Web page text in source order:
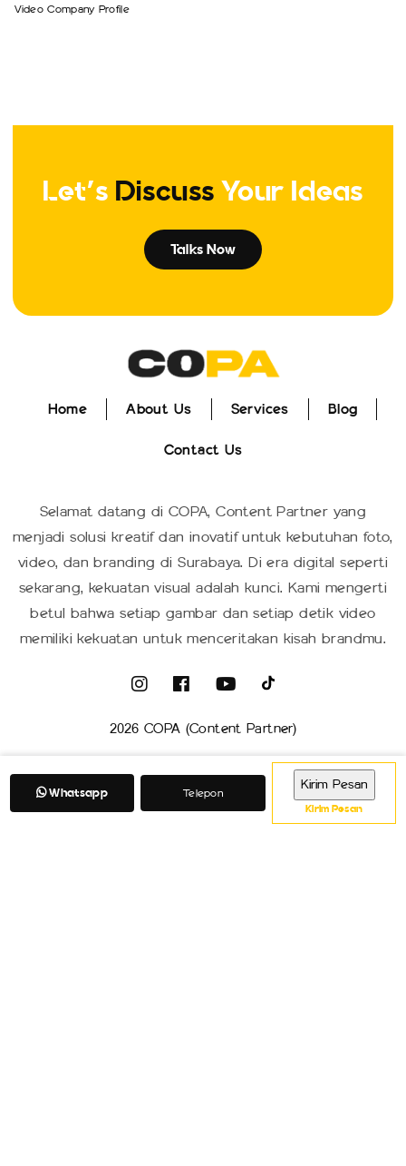
Whatsapp Telepon
Kirim Pesan
Video Company Profile
Let's Discuss Your Ideas
Talks Now
Home
About Us
Services
Blog
Contact Us
Selamat datang di COPA, Content Partner yang
menjadi solusi kreatif dan inovatif untuk kebutuhan foto,
video, dan branding di Surabaya. Di era digital seperti
sekarang, kekuatan visual adalah kunci. Kami mengerti
betul bahwa setiap gambar dan setiap detik video
memiliki kekuatan untuk menceritakan kisah brandmu.
2026 COPA (Content Partner)